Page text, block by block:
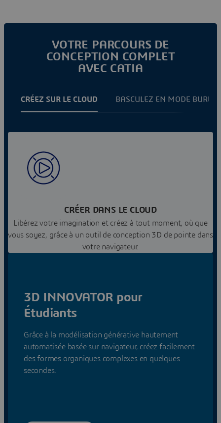
VOTRE PARCOURS DE
CONCEPTION COMPLET
AVEC CATIA
CRÉEZ SUR LE CLOUD BASCULEZ EN MODE
CRÉER DANS LE CLOUD
Libérez votre imagination et créez à tout moment, où que
vous soyez, grâce à un outil de conception 3D de pointe dans
votre navigateur.
3D INNOVATOR pour
Étudiants
Grâce à la modélisation générative hautement
automatisée basée sur navigateur, créez facilement
des formes organiques complexes en quelques
secondes.